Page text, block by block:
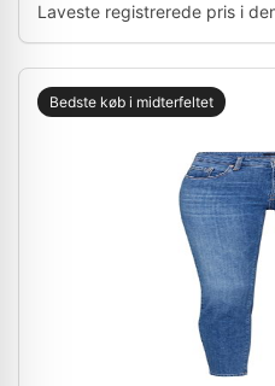
Laveste registrerede pris i
Bedste køb i midterfeltet